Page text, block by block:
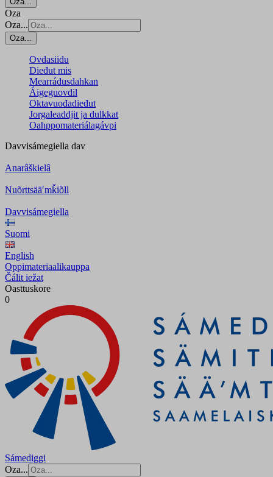
Oza
Oza...
Oza...
Ovdasiidu
Dieđut mis
Mearrádusdahkan
Áigeguovdil
Oktavuođadieđut
Jorgaleaddjit ja dulkkat
Oahppomateriálagávpi
Davvisámegiella dav
Anarâškielâ
Nuõrttsääʹmǩiõll
Davvisámegiella
Suomi
English
Oppimateriaalikauppa
Čálit iežat
Oasttuskore
0
Sámediggi
Oza...